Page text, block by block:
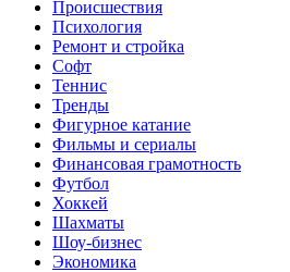
Происшествия
Психология
Ремонт и стройка
Софт
Теннис
Тренды
Фигурное катание
Фильмы и сериалы
Финансовая грамотность
Футбол
Хоккей
Шахматы
Шоу-бизнес
Экономика